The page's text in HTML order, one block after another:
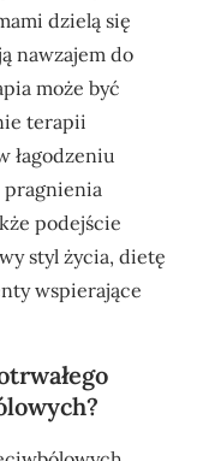
dzielą się
nawzajem do
może być
terapii
łagodzeniu
podejście
styl życia, dietę
wspierające